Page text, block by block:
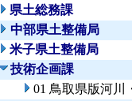
県土総務課
中部県土整備局
米子県土整備局
技術企画課
01 鳥取県版河川